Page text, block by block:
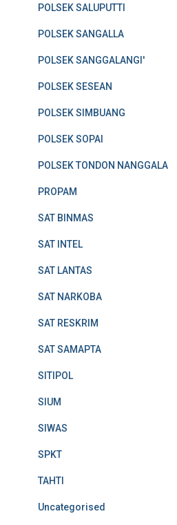
POLSEK SALUPUTTI
POLSEK SANGALLA
POLSEK SANGGALANGI'
POLSEK SESEAN
POLSEK SIMBUANG
POLSEK SOPAI
POLSEK TONDON NANGGALA
PROPAM
SAT BINMAS
SAT INTEL
SAT LANTAS
SAT NARKOBA
SAT RESKRIM
SAT SAMAPTA
SITIPOL
SIUM
SIWAS
SPKT
TAHTI
Uncategorised